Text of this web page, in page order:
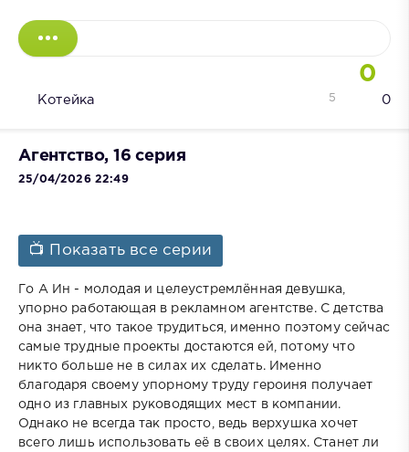
0
Котейка 0
5
Агентство, 16 серия
25/04/2026 22:49
📺 Показать все серии
Го А Ин - молодая и целеустремлённая девушка,
упорно работающая в рекламном агентстве. С детства
она знает, что такое трудиться, именно поэтому сейчас
самые трудные проекты достаются ей, потому что
никто больше не в силах их сделать. Именно
благодаря своему упорному труду героиня получает
одно из главных руководящих мест в компании.
Однако не всегда так просто, ведь верхушка хочет
всего лишь использовать её в своих целях. Станет ли